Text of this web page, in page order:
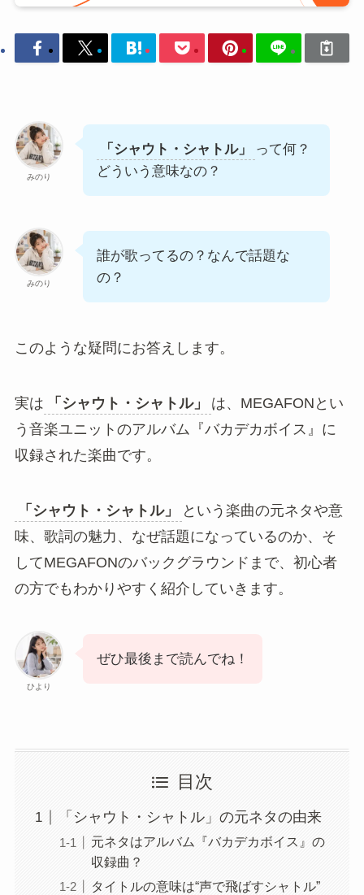
みのり
「シャウト・シャトル」
って何？
どういう意味なの？
みのり
誰が歌ってるの？なんで話題な
の？
このような疑問にお答えします。
実は 「シャウト・シャトル」
は、MEGAFONとい
う音楽ユニットのアルバム『バカデカボイス』に
収録された楽曲です。
「シャウト・シャトル」
という楽曲の元ネタや意
味、歌詞の魅力、なぜ話題になっているのか、そ
してMEGAFONのバックグラウンドまで、初心者
の方でもわかりやすく紹介していきます。
ひより
ぜひ最後まで読んでね！
目次
「シャウト・シャトル」の元ネタの由来
元ネタはアルバム『バカデカボイス』の
収録曲？
タイトルの意味は“声で飛ばすシャトル”